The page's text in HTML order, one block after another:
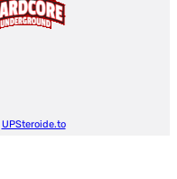
UPSteroide.to